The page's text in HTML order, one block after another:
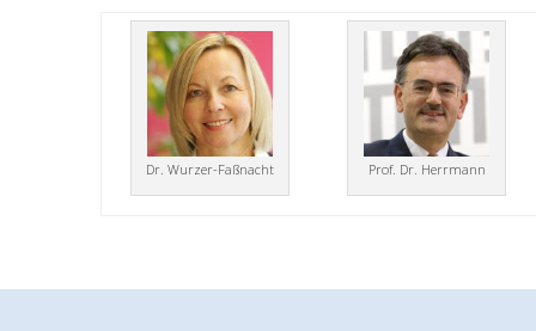
Dr. Wurzer-Faßnacht Prof. Dr. Herrmann